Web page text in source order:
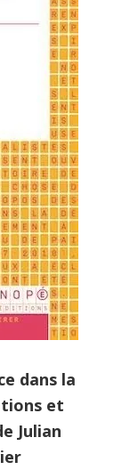
dans la
et
Julian